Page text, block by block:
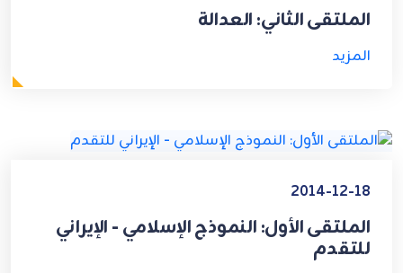
الملتقى الثاني: العدالة
المزيد
2014-12-18
الملتقى الأول: النموذج الإسلامي - الإيراني
للتقدم